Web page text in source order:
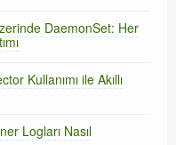
DaemonSet: Her
Kullanımı ile Akıllı
Logları Nasıl